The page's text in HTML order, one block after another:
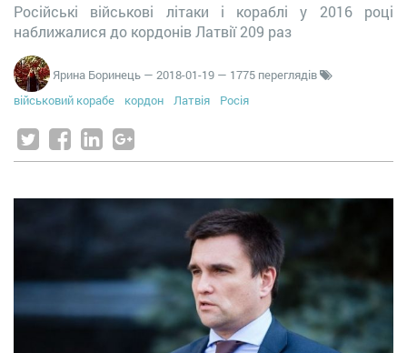
Російські військові літаки і кораблі у 2016 році
наближалися до кордонів Латвії 209 раз
Ярина Боринець — 2018-01-19 — 1775 переглядів
військовий корабе
кордон Латвія Росія